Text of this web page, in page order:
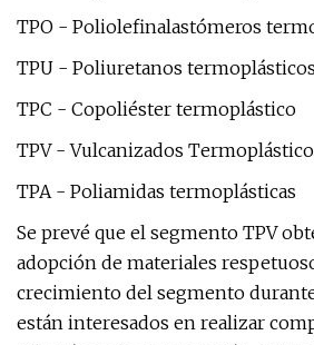
TPO - Poliolefinalastómeros
TPU - Poliuretanos termoplásticos
TPC - Copoliéster termoplástico
TPV - Vulcanizados
TPA - Poliamidas termoplásticas
Se prevé que el segmento TPV
adopción de materiales
crecimiento del segmento
están interesados ​​en realizar